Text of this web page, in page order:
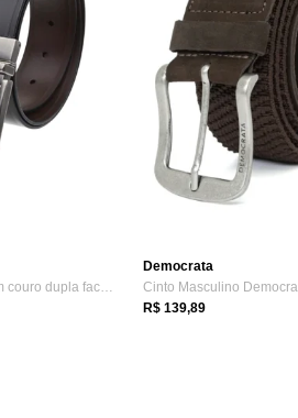
Cinto Masculino em couro dupla face S-46...
Democrata
R$ 139,89